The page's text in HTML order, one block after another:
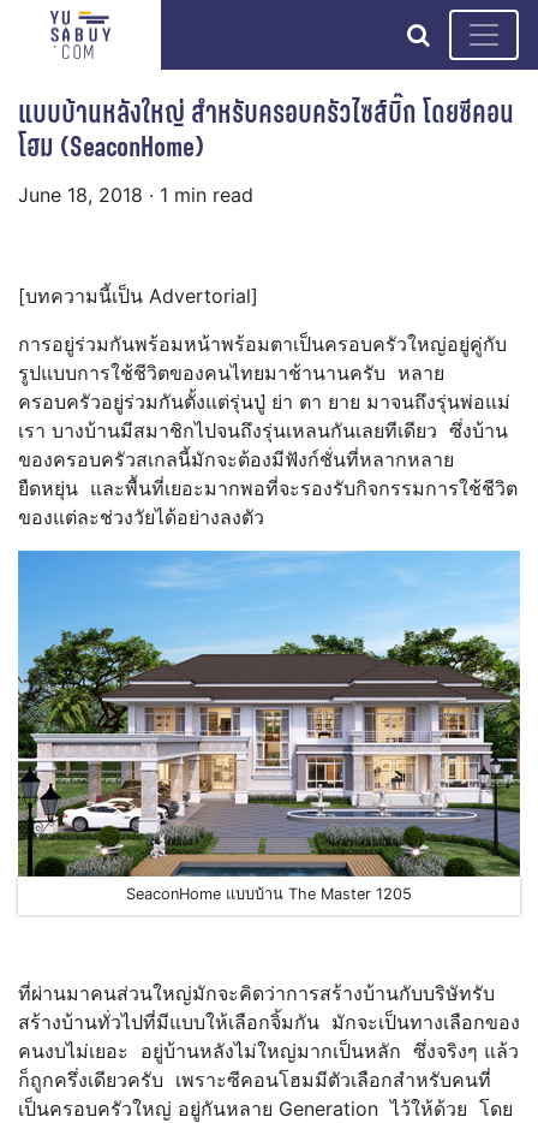
search
แบบบ้านหลังใหญ่ สำหรับครอบครัวไซส์บิ๊ก โดยซีคอน
โฮม (SeaconHome)
June 18, 2018 · 1 min read
[บทความนี้เป็น Advertorial]
การอยู่ร่วมกันพร้อมหน้าพร้อมตาเป็นครอบครัวใหญ่อยู่คู่กับ
รูปแบบการใช้ชีวิตของคนไทยมาช้านานครับ หลาย
ครอบครัวอยู่ร่วมกันตั้งแต่รุ่นปู่ ย่า ตา ยาย มาจนถึงรุ่นพ่อแม่
เรา บางบ้านมีสมาชิกไปจนถึงรุ่นเหลนกันเลยทีเดียว ซึ่งบ้าน
ของครอบครัวสเกลนี้มักจะต้องมีฟังก์ชั่นที่หลากหลาย
ยืดหยุ่น และพื้นที่เยอะมากพอที่จะรองรับกิจกรรมการใช้ชีวิต
ของแต่ละช่วงวัยได้อย่างลงตัว
SeaconHome แบบบ้าน The Master 1205
ที่ผ่านมาคนส่วนใหญ่มักจะคิดว่าการสร้างบ้านกับบริษัทรับ
สร้างบ้านทั่วไปที่มีแบบให้เลือกจิ้มกัน มักจะเป็นทางเลือกของ
คนงบไม่เยอะ อยู่บ้านหลังไม่ใหญ่มากเป็นหลัก ซึ่งจริงๆ แล้ว
ก็ถูกครึ่งเดียวครับ เพราะซีคอนโฮมมีตัวเลือกสำหรับคนที่
เป็นครอบครัวใหญ่ อยู่กันหลาย Generation ไว้ให้ด้วย โดย